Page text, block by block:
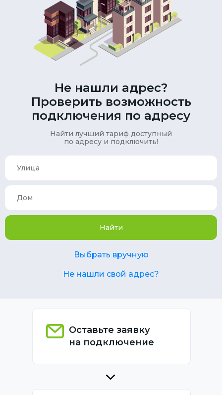
Не нашли адрес?
Проверить возможность
подключения по адресу
Найти лучший тариф доступный
по адресу и подключить!
Найти
Выбрать вручную
Не нашли свой адрес?
Оставьте заявку
на подключение